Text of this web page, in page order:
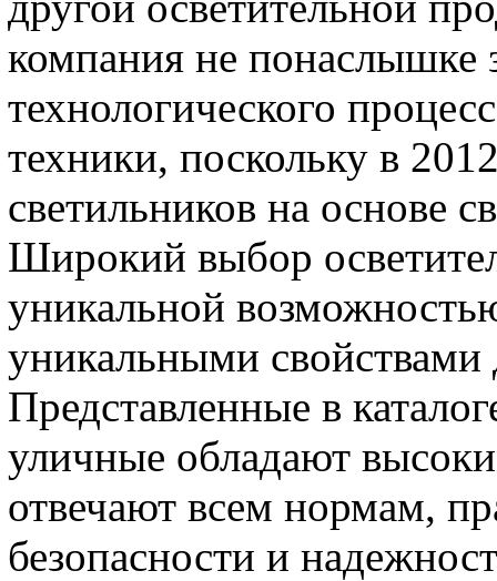
компания не понаслышке
технологического
техники, поскольку в
светильников на основе
Широкий выбор
уникальной
уникальными
Представленные в
уличные обладают
отвечают всем нормам,
безопасности и